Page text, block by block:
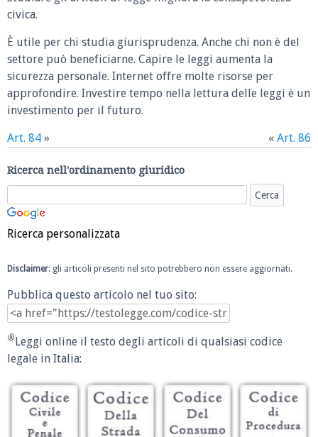
civica.
È utile per chi studia giurisprudenza. Anche chi non è del
settore può beneficiarne. Capire le leggi aumenta la
sicurezza personale. Internet offre molte risorse per
approfondire. Investire tempo nella lettura delle leggi è un
investimento per il futuro.
Art. 84 » « Art. 86
Ricerca nell'ordinamento giuridico
Ricerca personalizzata
Disclaimer: gli articoli presenti nel sito potrebbero non essere aggiornati.
Pubblica questo articolo nel tuo sito:
Leggi online il testo degli articoli di qualsiasi codice
legale in Italia: